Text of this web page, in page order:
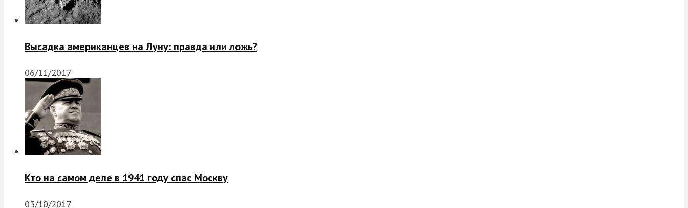
Высадка американцев на Луну: правда или ложь?
06/11/2017
Кто на самом деле в 1941 году спас Москву
03/10/2017